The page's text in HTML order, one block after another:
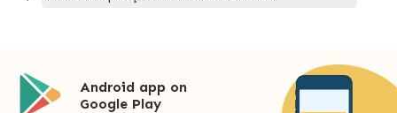
Android app on
Google Play